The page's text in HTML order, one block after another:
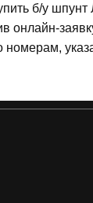
б/у
онлайн-
номерам,